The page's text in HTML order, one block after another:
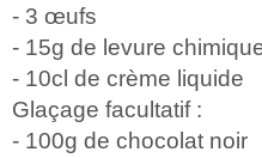
- 3 œufs
- 15g de levure
- 10cl de crème liquide
Glaçage facultatif :
- 100g de chocolat noir